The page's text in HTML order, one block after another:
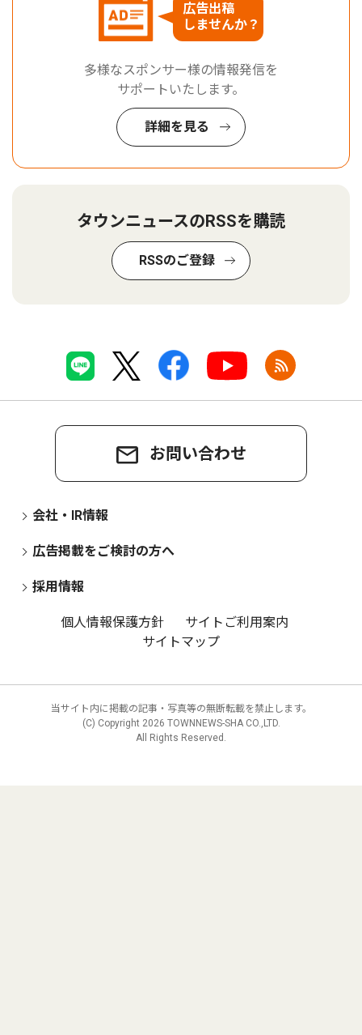
広告出稿
しませんか？
多様なスポンサー様の情報発信を
サポートいたします。
詳細を見る
タウンニュースのRSSを購読
RSSのご登録
お問い合わせ
会社・IR情報
広告掲載をご検討の方へ
採用情報
個人情報保護方針
サイトご利用案内
サイトマップ
当サイト内に掲載の記事・写真等の無断転載を禁止します。
(C) Copyright 2026 TOWNNEWS-SHA CO.,LTD.
All Rights Reserved.